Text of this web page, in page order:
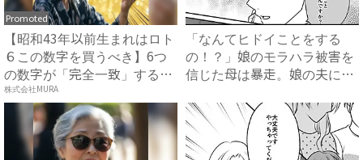
Promoted
【昭和43年以前生まれはロト
６この数字を買うべき】6つ
の数字が「完全一致」する
方...
株式会社MURA
「なんてヒドイことをする
の！？」娘のモラハラ被害を
信じた母は暴走。娘の夫に電